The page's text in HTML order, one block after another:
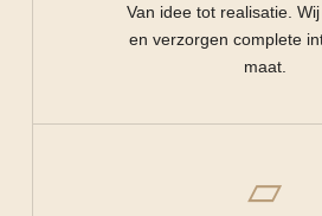
Van idee tot realisatie.
en verzorgen complete
maat.
▱